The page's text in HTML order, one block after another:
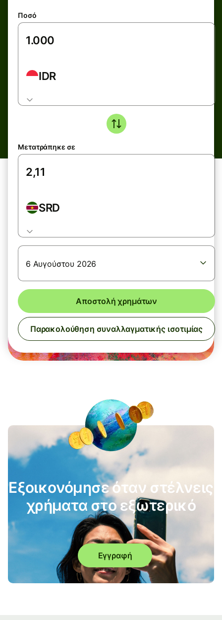
Ποσό
IDR
Μετατράπηκε σε
SRD
6 Αυγούστου 2026
Αποστολή χρημάτων
Παρακολούθηση συναλλαγματικής ισοτιμίας
Εξοικονόμησε όταν στέλνεις
χρήματα στο εξωτερικό
Εγγραφή